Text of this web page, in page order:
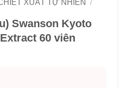
XUẤT TỰ NHIÊN
/
Swanson Kyoto
60 viên